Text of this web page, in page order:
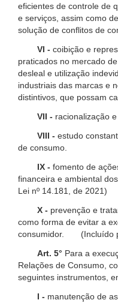
eficientes de controle de
e serviços, assim como
solução de conflitos de
VI - coibição e
praticados no mercado
desleal e utilização
industriais das marcas e
distintivos, que possam
VII - racionalização
VIII - estudo
de consumo.
IX - fomento de
financeira e ambiental
Lei nº 14.181, de 2021)
X - prevenção e
como forma de evitar a
consumidor. (Incluído
Art. 5° Para a
Relações de Consumo,
seguintes instrumentos,
I - manutenção de